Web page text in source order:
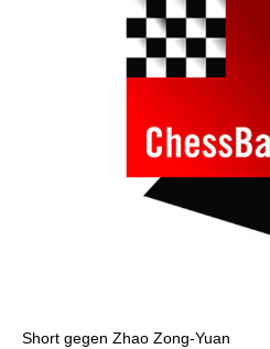
Short gegen Zhao Zong-Yuan